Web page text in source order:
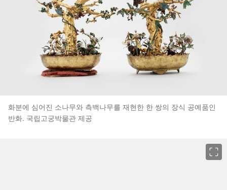
화분에 심어진 소나무와 측백나무를 재현한 한 쌍의 장식 공예품인
반화. 국립고궁박물관 제공